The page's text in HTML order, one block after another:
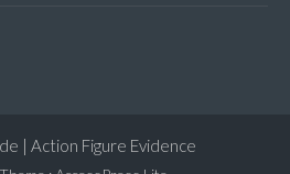
| Action Figure Evidence